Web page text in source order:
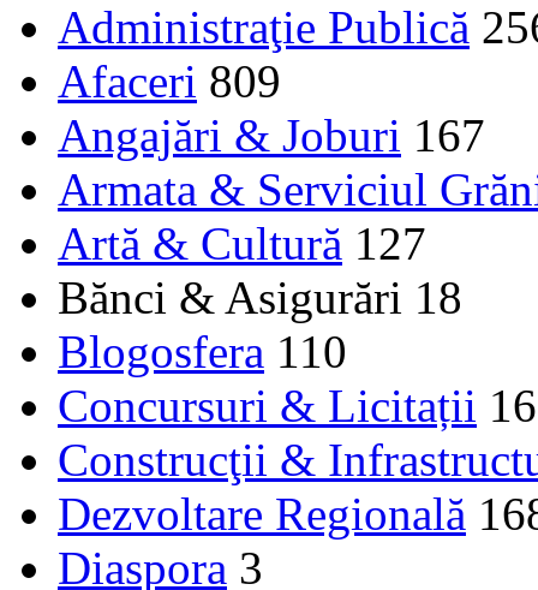
Administraţie Publică
Afaceri 809
Angajări & Joburi 167
Armata & Serviciul
Artă & Cultură 127
Bănci & Asigurări 18
Blogosfera 110
Concursuri & Licitații 16
Construcţii &
Dezvoltare Regională
Diaspora 3